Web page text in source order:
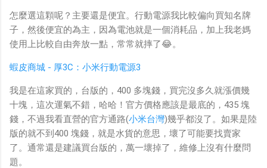
怎麼選這顆呢？主要還是便宜。行動電源我比較偏向買知名牌
子，然後便宜的為主，因為電池就是一個消耗品，加上我老媽
使用上比較自由奔放一點，常常就摔了😂。
蝦皮商城 - 厚3C：小米行動電源3
我是在這家買的，台版的，400 多塊錢，買完沒多久就漲價幾
十塊，這次運氣不錯，哈哈！官方價格應該是最底的，435 塊
錢，不過我看直營的官方通路(小米台灣)幾乎都沒了。如果是陸
版的就不到400 塊錢，就是水貨的意思，壞了可能要找賣家
了。通常還是建議買台版的，萬一壞掉了，維修上沒有什麼問
題。